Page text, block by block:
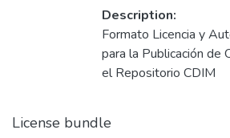
Description:
Formato Licencia y
para la Publicación de
el Repositorio CDIM
License bundle